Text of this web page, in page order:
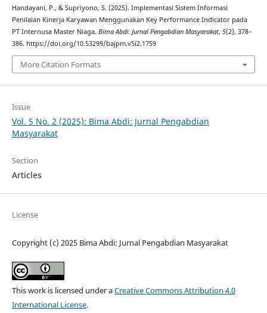
Handayani, P., & Supriyono, S. (2025). Implementasi Sistem Informasi
Penilaian Kinerja Karyawan Menggunakan Key Performance Indicator pada
PT Internusa Master Niaga. Bima Abdi: Jurnal Pengabdian Masyarakat, 5(2), 378–
386. https://doi.org/10.53299/bajpm.v5i2.1759
More Citation Formats
Issue
Vol. 5 No. 2 (2025): Bima Abdi: Jurnal Pengabdian
Masyarakat
Section
Articles
License
Copyright (c) 2025 Bima Abdi: Jurnal Pengabdian Masyarakat
This work is licensed under aCreative Commons Attribution 4.0
International License.